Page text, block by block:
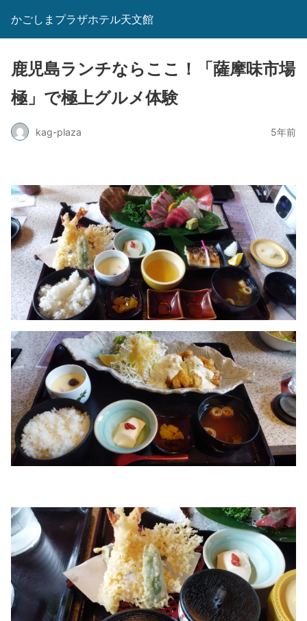
かごしまプラザホテル天文館
鹿児島ランチならここ！「薩摩味市場
極」で極上グルメ体験
kag-plaza 5年前